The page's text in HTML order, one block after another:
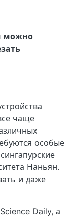
3:23 PM
можно
чаще
особые
Наньян.
и даже
Daily, а